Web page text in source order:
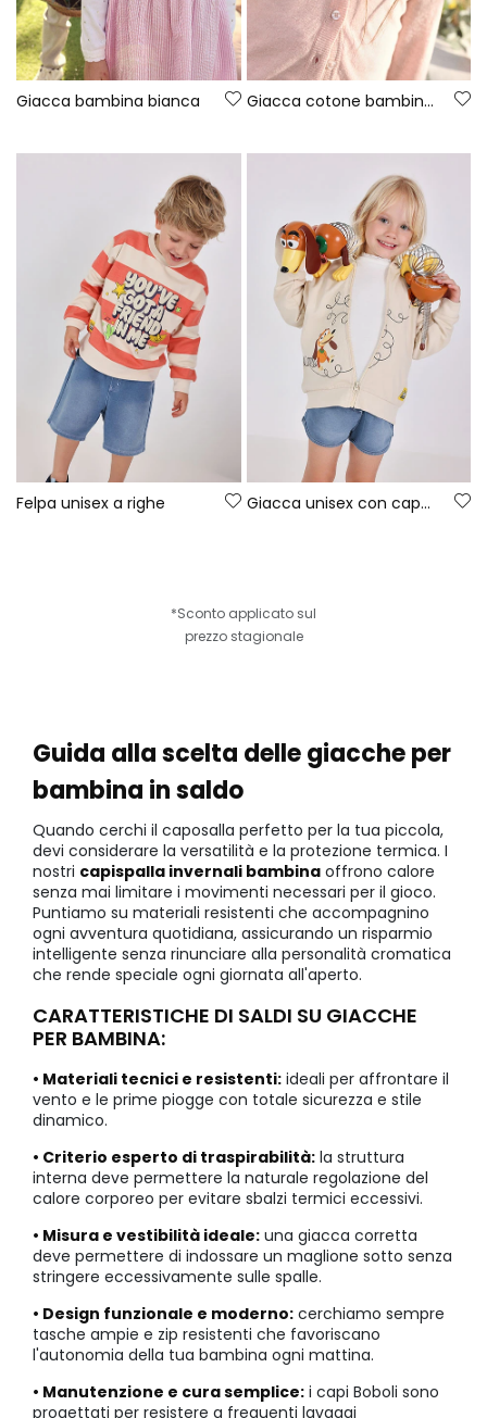
Giacca bambina bianca Giacca cotone bambina rosa chiaro
Felpa unisex a righe Giacca unisex con cappuccio beige
*Sconto applicato sul
prezzo stagionale
Guida alla scelta delle giacche per
bambina in saldo
Quando cerchi il caposalla perfetto per la tua piccola,
devi considerare la versatilità e la protezione termica. I
nostri capispalla invernali bambina offrono calore
senza mai limitare i movimenti necessari per il gioco.
Puntiamo su materiali resistenti che accompagnino
ogni avventura quotidiana, assicurando un risparmio
intelligente senza rinunciare alla personalità cromatica
che rende speciale ogni giornata all'aperto.
CARATTERISTICHE DI SALDI SU GIACCHE
PER BAMBINA:
• Materiali tecnici e resistenti: ideali per affrontare il
vento e le prime piogge con totale sicurezza e stile
dinamico.
• Criterio esperto di traspirabilità: la struttura
interna deve permettere la naturale regolazione del
calore corporeo per evitare sbalzi termici eccessivi.
• Misura e vestibilità ideale: una giacca corretta
deve permettere di indossare un maglione sotto senza
stringere eccessivamente sulle spalle.
• Design funzionale e moderno: cerchiamo sempre
tasche ampie e zip resistenti che favoriscano
l'autonomia della tua bambina ogni mattina.
• Manutenzione e cura semplice: i capi Boboli sono
progettati per resistere a frequenti lavaggi